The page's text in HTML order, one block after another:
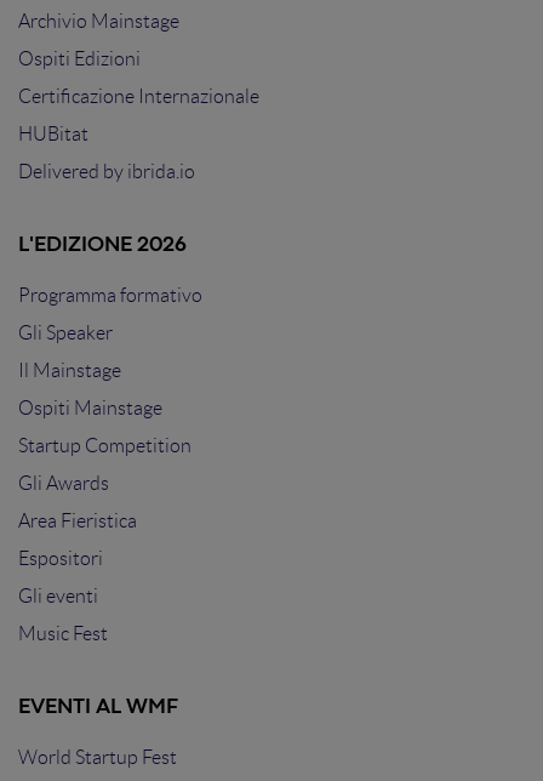
Archivio Mainstage
Ospiti Edizioni
Certificazione Internazionale
HUBitat
Delivered by ibrida.io
L'EDIZIONE 2026
Programma formativo
Gli Speaker
Il Mainstage
Ospiti Mainstage
Startup Competition
Gli Awards
Area Fieristica
Espositori
Gli eventi
Music Fest
EVENTI AL WMF
World Startup Fest